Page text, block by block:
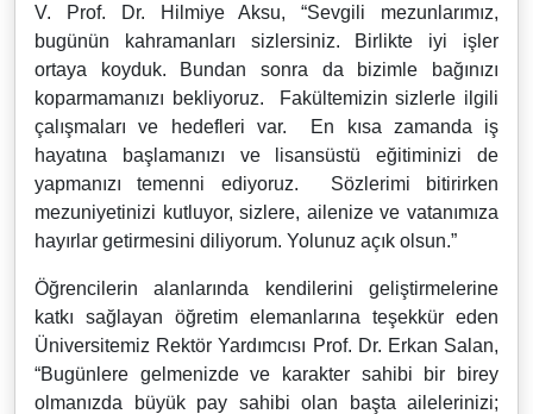
V. Prof. Dr. Hilmiye Aksu, “Sevgili mezunlarımız,
bugünün kahramanları sizlersiniz. Birlikte iyi işler
ortaya koyduk. Bundan sonra da bizimle bağınızı
koparmamanızı bekliyoruz. Fakültemizin sizlerle ilgili
çalışmaları ve hedefleri var. En kısa zamanda iş
hayatına başlamanızı ve lisansüstü eğitiminizi de
yapmanızı temenni ediyoruz. Sözlerimi bitirirken
mezuniyetinizi kutluyor, sizlere, ailenize ve vatanımıza
hayırlar getirmesini diliyorum. Yolunuz açık olsun.”
Öğrencilerin alanlarında kendilerini geliştirmelerine
katkı sağlayan öğretim elemanlarına teşekkür eden
Üniversitemiz Rektör Yardımcısı Prof. Dr. Erkan Salan,
“Bugünlere gelmenizde ve karakter sahibi bir birey
olmanızda büyük pay sahibi olan başta ailelerinizi;